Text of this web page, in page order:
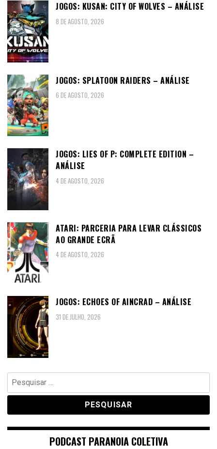
JOGOS: KUSAN: CITY OF WOLVES – ANÁLISE
8 DE AGOSTO, 2026
JOGOS: SPLATOON RAIDERS – ANÁLISE
6 DE AGOSTO, 2026
JOGOS: LIES OF P: COMPLETE EDITION –
ANÁLISE
4 DE AGOSTO, 2026
ATARI: PARCERIA PARA LEVAR CLÁSSICOS
AO GRANDE ECRÃ
4 DE AGOSTO, 2026
JOGOS: ECHOES OF AINCRAD – ANÁLISE
31 DE JULHO, 2026
Pesquisar
por:
PODCAST PARANOIA COLETIVA